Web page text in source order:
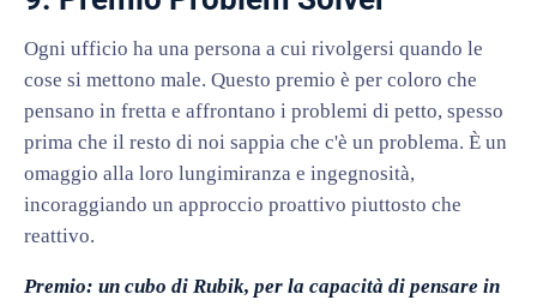
Ogni ufficio ha una persona a cui rivolgersi quando le
cose si mettono male. Questo premio è per coloro che
pensano in fretta e affrontano i problemi di petto, spesso
prima che il resto di noi sappia che c'è un problema. È un
omaggio alla loro lungimiranza e ingegnosità,
incoraggiando un approccio proattivo piuttosto che
reattivo.
Premio: un cubo di Rubik, per la capacità di pensare in